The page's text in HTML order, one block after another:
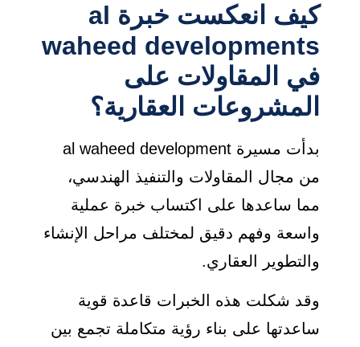
كيف انعكست خبرة al
waheed developments
في المقاولات على
المشروعات العقارية؟
بدأت مسيرة al waheed development
من مجال المقاولات والتنفيذ الهندسي،
مما ساعدها على اكتساب خبرة عملية
واسعة وفهم دقيق لمختلف مراحل الإنشاء
والتطوير العقاري.
وقد شكلت هذه الخبرات قاعدة قوية
ساعدتها على بناء رؤية متكاملة تجمع بين